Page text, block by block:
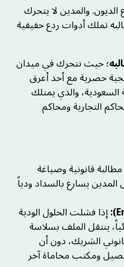
والمدين لا يتحرك
تملك أدوات ردع حقيقية
؛ حيث نتحرك في ميدان
حصرية مع أحد أعرق
السعودية، والذي يمتلك
التجارية ومحاكم
قانونية وصياغة
يسارع بالسداد ودياً
إذا فشلت الحلول الودية
ينتقل الملف بسلاسة
الشريك، دون أن
ومكتب محاماة آخر